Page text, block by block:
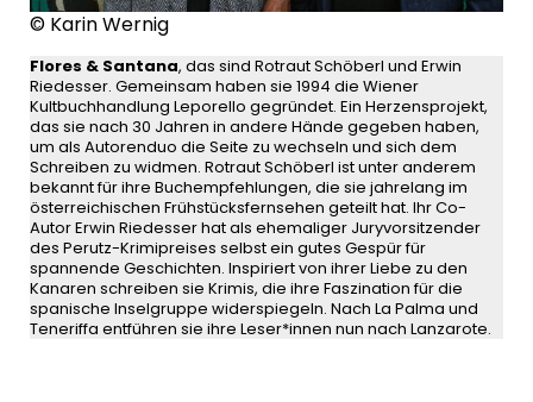
© Karin Wernig
Flores & Santana, das sind Rotraut Schöberl und Erwin
Riedesser. Gemeinsam haben sie 1994 die Wiener
Kultbuchhandlung Leporello gegründet. Ein Herzensprojekt,
das sie nach 30 Jahren in andere Hände gegeben haben,
um als Autorenduo die Seite zu wechseln und sich dem
Schreiben zu widmen. Rotraut Schöberl ist unter anderem
bekannt für ihre Buchempfehlungen, die sie jahrelang im
österreichischen Frühstücksfernsehen geteilt hat. Ihr Co-
Autor Erwin Riedesser hat als ehemaliger Juryvorsitzender
des Perutz-Krimipreises selbst ein gutes Gespür für
spannende Geschichten. Inspiriert von ihrer Liebe zu den
Kanaren schreiben sie Krimis, die ihre Faszination für die
spanische Inselgruppe widerspiegeln. Nach La Palma und
Teneriffa entführen sie ihre Leser*innen nun nach Lanzarote.